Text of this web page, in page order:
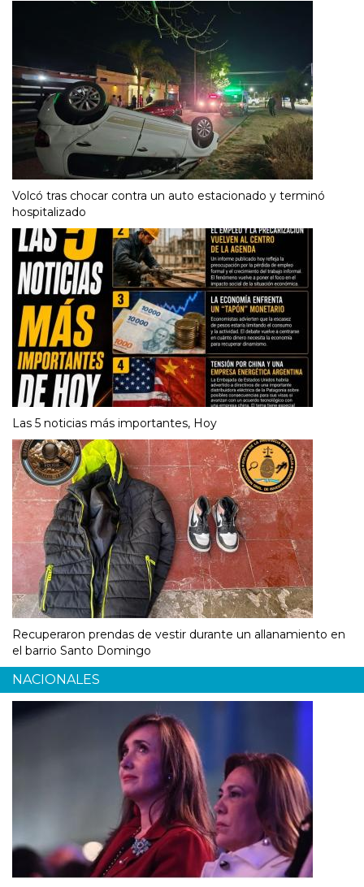
Volcó tras chocar contra un auto estacionado y terminó
hospitalizado
Las 5 noticias más importantes, Hoy
Recuperaron prendas de vestir durante un allanamiento en
el barrio Santo Domingo
NACIONALES